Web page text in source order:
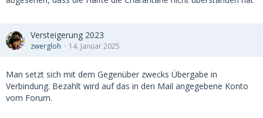
Versteigerung 2023
zwergloh 14. Januar 2025
Man setzt sich mit dem Gegenüber zwecks Übergabe in
Verbindung. Bezahlt wird auf das in den Mail angegebene Konto
vom Forum.